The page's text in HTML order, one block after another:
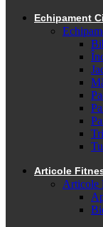
Echipament
Articole
Articole